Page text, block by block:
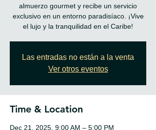
almuerzo gourmet y recibe un servicio
exclusivo en un entorno paradisíaco. ¡Vive
el lujo y la tranquilidad en el Caribe!
Las entradas no están a la venta
Ver otros eventos
Time & Location
Dec 21, 2025, 9:00 AM – 5:00 PM